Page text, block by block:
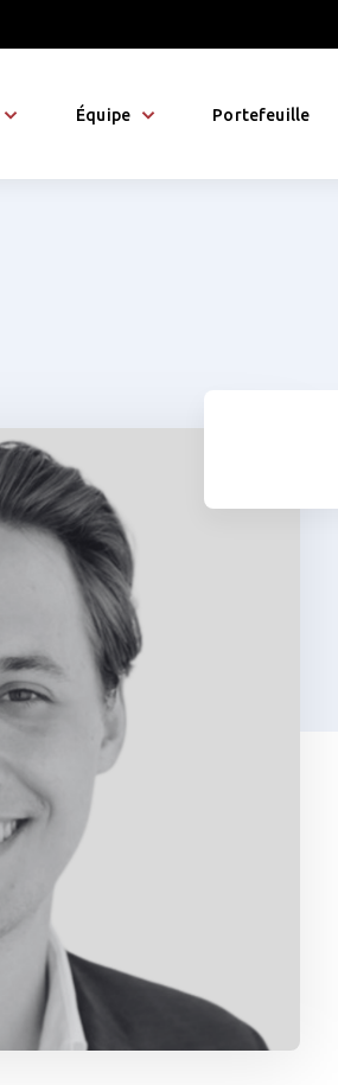
Équipe Portefeuille